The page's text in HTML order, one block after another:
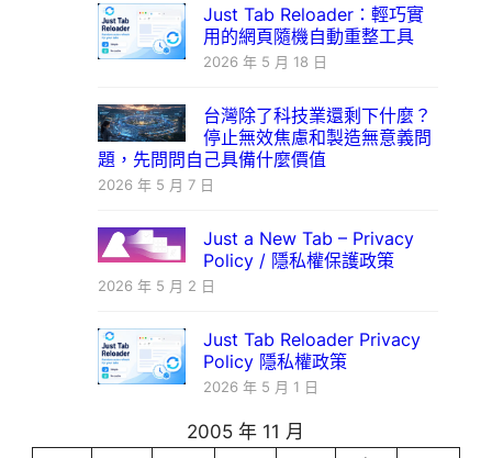
Just Tab Reloader：輕巧實
用的網頁隨機自動重整工具
2026 年 5 月 18 日
台灣除了科技業還剩下什麼？
停止無效焦慮和製造無意義問
題，先問問自己具備什麼價值
2026 年 5 月 7 日
Just a New Tab – Privacy
Policy / 隱私權保護政策
2026 年 5 月 2 日
Just Tab Reloader Privacy
Policy 隱私權政策
2026 年 5 月 1 日
2005 年 11 月